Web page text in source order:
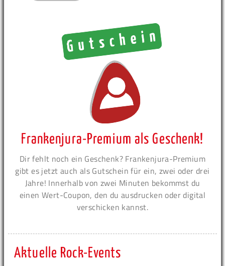
Frankenjura-Premium als Geschenk!
Dir fehlt noch ein Geschenk? Frankenjura-Premium
gibt es jetzt auch als Gutschein für ein, zwei oder drei
Jahre! Innerhalb von zwei Minuten bekommst du
einen Wert-Coupon, den du ausdrucken oder digital
verschicken kannst.
Aktuelle Rock-Events